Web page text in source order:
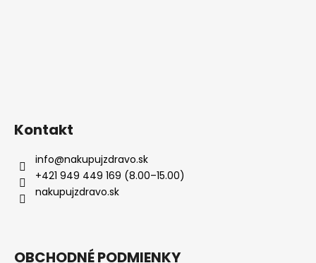
Kontakt
info@nakupujzdravo.sk
+421 949 449 169 (8.00–15.00)
nakupujzdravo.sk
OBCHODNÉ PODMIENKY